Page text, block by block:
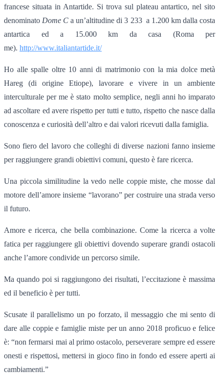
francese situata in Antartide. Si trova sul plateau antartico, nel sito
denominato Dome C a un’altitudine di 3 233 a 1.200 km dalla costa
antartica ed a 15.000 km da casa (Roma per
me). http://www.italiantartide.it/
Ho alle spalle oltre 10 anni di matrimonio con la mia dolce metà
Hareg (di origine Etiope), lavorare e vivere in un ambiente
interculturale per me è stato molto semplice, negli anni ho imparato
ad ascoltare ed avere rispetto per tutti e tutto, rispetto che nasce dalla
conoscenza e curiosità dell’altro e dai valori ricevuti dalla famiglia.
Sono fiero del lavoro che colleghi di diverse nazioni fanno insieme
per raggiungere grandi obiettivi comuni, questo è fare ricerca.
Una piccola similitudine la vedo nelle coppie miste, che mosse dal
motore dell’amore insieme “lavorano” per costruire una strada verso
il futuro.
Amore e ricerca, che bella combinazione. Come la ricerca a volte
fatica per raggiungere gli obiettivi dovendo superare grandi ostacoli
anche l’amore condivide un percorso simile.
Ma quando poi si raggiungono dei risultati, l’eccitazione è massima
ed il beneficio è per tutti.
Scusate il parallelismo un po forzato, il messaggio che mi sento di
dare alle coppie e famiglie miste per un anno 2018 proficuo e felice
è: “non fermarsi mai al primo ostacolo, perseverare sempre ed essere
onesti e rispettosi, mettersi in gioco fino in fondo ed essere aperti ai
cambiamenti.”